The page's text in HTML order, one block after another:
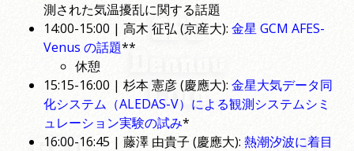
測された気温擾乱に関する話題
14:00-15:00 | 高木 征弘 (京産大): 金星 GCM AFES-
Venus の話題**
休憩
15:15-16:00 | 杉本 憲彦 (慶應大): 金星大気データ同
化システム（ALEDAS-V）による観測システムシミ
ュレーション実験の試み*
16:00-16:45 | 藤澤 由貴子 (慶應大): 熱潮汐波に着目